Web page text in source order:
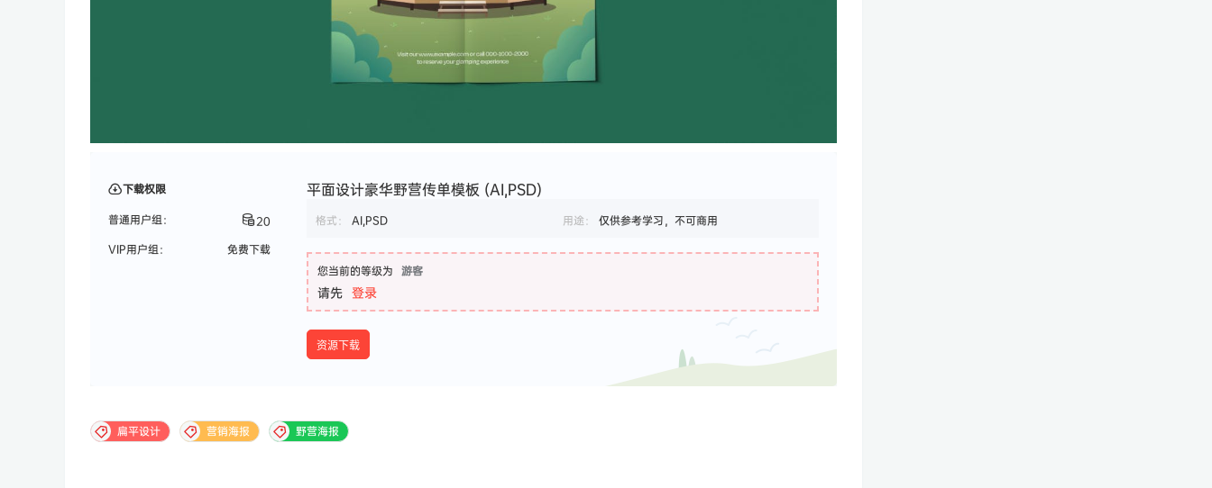
下载权限
普通用户组：
20
VIP用户组：
免费下载
平面设计豪华野营传单模板 (AI,PSD)
格式： AI,PSD 用途： 仅供参考学习，不可商用
您当前的等级为 游客
请先 登录
资源下载
扁平设计 营销海报 野营海报